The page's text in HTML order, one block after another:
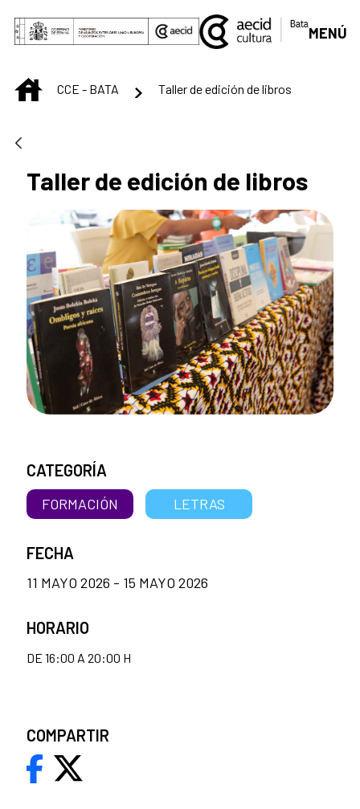
Saltar al contenido principal
MENÚ
INICIOCCE - BATA Taller de edición de libros
Taller de edición de libros
CATEGORÍA
FORMACIÓN LETRAS
FECHA
11 MAYO 2026 - 15 MAYO 2026
HORARIO
DE 16:00 A 20:00 H
COMPARTIR